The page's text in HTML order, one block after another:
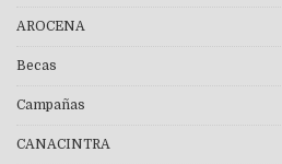
AROCENA
Becas
Campañas
CANACINTRA